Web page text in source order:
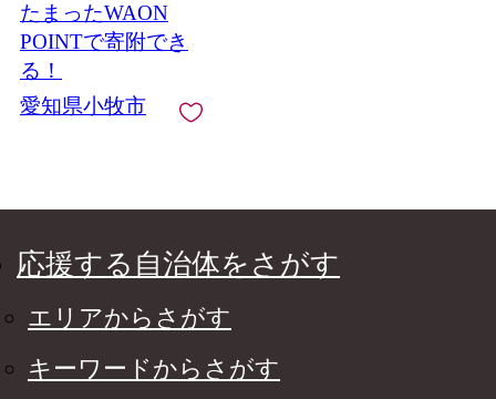
たまったWAON
POINTで寄附でき
る！
愛知県小牧市
応援する自治体をさがす
エリアからさがす
キーワードからさがす